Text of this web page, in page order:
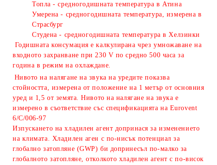
Топла - средногодишната температура в Атина
Умерена - средногодишната температура, измерена в
Страсбург
Студена - средногодишната температура в Хелзинки
Годишната консумация е калкулирана чрез умножаване на
входното захранване при 230 V по средно 500 часа за
година в режим на охлаждане.
Нивото на налягане на звука на уредите показва
стойността, измерена от положение на 1 метър от основния
уред и 1,5 от земята. Нивото на налягане на звука е
измерено в съответствие със спецификацията на Eurovent
6/C/006-97
Изпускането на хладилен агент допринася за изменението
на климата. Хладилен аген с по-нисък потенциал за
глобално затопляне (GWP) би допринесъл по-малко за
глобалното затопляне, отколкото хладилен агент с по-висок